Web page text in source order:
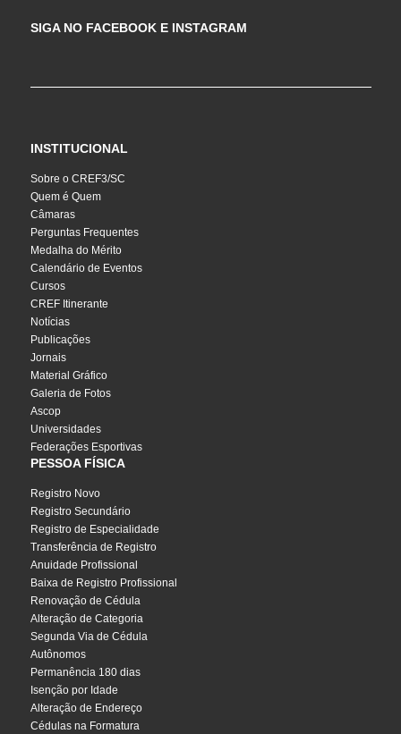
SIGA NO FACEBOOK E INSTAGRAM
INSTITUCIONAL
Sobre o CREF3/SC
Quem é Quem
Câmaras
Perguntas Frequentes
Medalha do Mérito
Calendário de Eventos
Cursos
CREF Itinerante
Notícias
Publicações
Jornais
Material Gráfico
Galeria de Fotos
Ascop
Universidades
Federações Esportivas
PESSOA FÍSICA
Registro Novo
Registro Secundário
Registro de Especialidade
Transferência de Registro
Anuidade Profissional
Baixa de Registro Profissional
Renovação de Cédula
Alteração de Categoria
Segunda Via de Cédula
Autônomos
Permanência 180 dias
Isenção por Idade
Alteração de Endereço
Cédulas na Formatura